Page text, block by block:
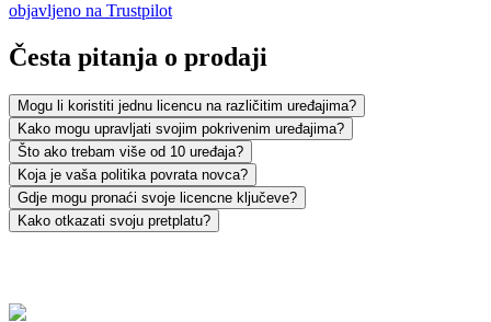
objavljeno na Trustpilot
Česta pitanja o prodaji
Mogu li koristiti jednu licencu na različitim uređajima?
Kako mogu upravljati svojim pokrivenim uređajima?
Što ako trebam više od 10 uređaja?
Koja je vaša politika povrata novca?
Gdje mogu pronaći svoje licencne ključeve?
Kako otkazati svoju pretplatu?